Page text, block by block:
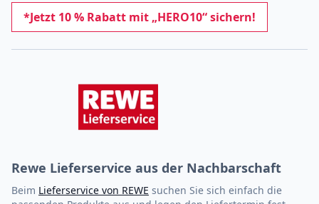
*Jetzt 10 % Rabatt mit „HERO10“ sichern!
Rewe Lieferservice aus der Nachbarschaft
Beim Lieferservice von REWE suchen Sie sich einfach die